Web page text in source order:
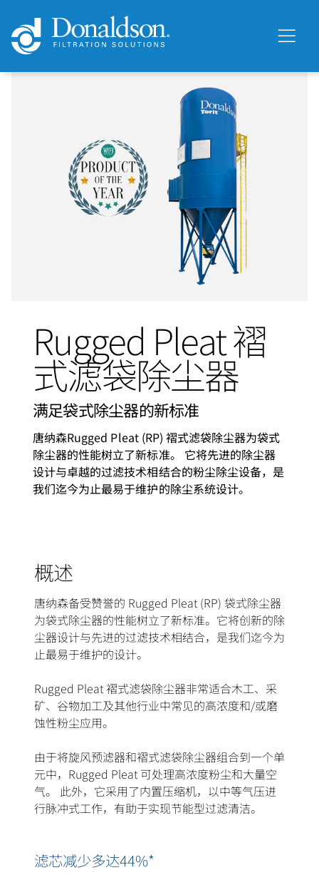
Rugged Pleat 褶
式滤袋除尘器
满足袋式除尘器的新标准
唐纳森Rugged Pleat (RP) 褶式滤袋除尘器为袋式
除尘器的性能树立了新标准。 它将先进的除尘器
设计与卓越的过滤技术相结合的粉尘除尘设备，是
我们迄今为止最易于维护的除尘系统设计。
概述
唐纳森备受赞誉的 Rugged Pleat (RP) 袋式除尘器
为袋式除尘器的性能树立了新标准。它将创新的除
尘器设计与先进的过滤技术相结合，是我们迄今为
止最易于维护的设计。
Rugged Pleat 褶式滤袋除尘器非常适合木工、采
矿、谷物加工及其他行业中常见的高浓度和/或磨
蚀性粉尘应用。
由于将旋风预滤器和褶式滤袋除尘器组合到一个单
元中，Rugged Pleat 可处理高浓度粉尘和大量空
气。 此外，它采用了内置压缩机，以中等气压进
行脉冲式工作，有助于实现节能型过滤清洁。
滤芯减少多达44%*